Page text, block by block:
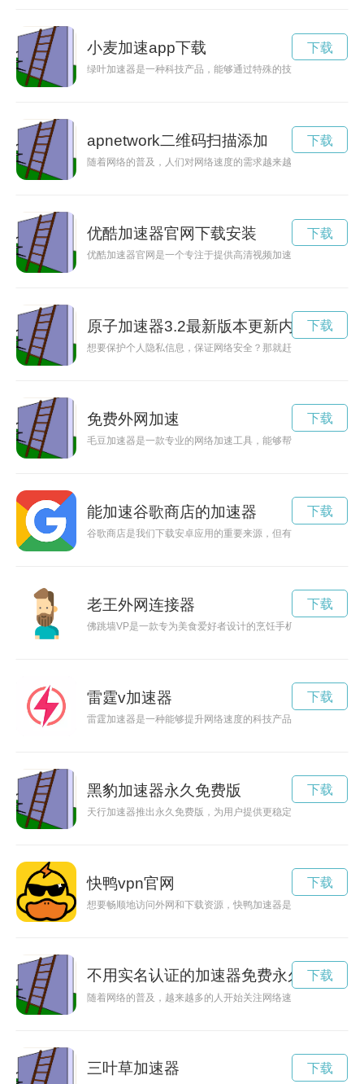
小麦加速app下载
绿叶加速器是一种科技产品，能够通过特殊的技术促进植物生
下载
apnetwork二维码扫描添加
随着网络的普及，人们对网络速度的需求越来越高。而
下载
优酷加速器官网下载安装
优酷加速器官网是一个专注于提供高清视频加速服务的网站，
下载
原子加速器3.2最新版本更新内容
想要保护个人隐私信息，保证网络安全？那就赶紧下载原子加
下载
免费外网加速
毛豆加速器是一款专业的网络加速工具，能够帮助用户解决网
下载
能加速谷歌商店的加速器
谷歌商店是我们下载安卓应用的重要来源，但有时候打开速度
下载
老王外网连接器
佛跳墙VP是一款专为美食爱好者设计的烹饪手机应用，提供丰
下载
雷霆v加速器
雷霆加速器是一种能够提升网络速度的科技产品，让用户在上
下载
黑豹加速器永久免费版
天行加速器推出永久免费版，为用户提供更稳定更快速的网络
下载
快鸭vpn官网
想要畅顺地访问外网和下载资源，快鸭加速器是您的绝佳选择
下载
不用实名认证的加速器免费永久
随着网络的普及，越来越多的人开始关注网络速度的问题。有
下载
三叶草加速器 下载